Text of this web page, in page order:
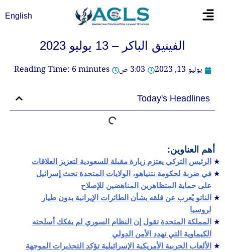
Flyout
English
الفينيق الباكر – 13 يوليو 2023
يوليو 13, 2023
3:03 ص Reading Time: 6minutes
Today's Headlines
أهم العناوين:
الرئيس التركي يعتزم زيارة مقبلة للسعودية لتعزيز العلاقات
في ضربة لحكومة نتنياهو، الولايات المتحدة تحث إسرائيل
على حماية المتظاهرين المناهضين للإصلاح
الناتو يُعرب عن قلقه بشأن الطائرات الإيرانية بدون طيار
لروسيا
المملكة المتحدة تقول إن النظام السوري لم يفكك أسلحته
الكيماوية التي تهدد الأمن الدولي
الألعاب الحربية الأمريكية الإسرائيلية تؤكد التحذيرات الموجهة